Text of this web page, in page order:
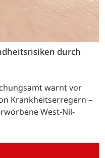
durch
warnt vor
Krankheitserregern –
West-Nil-